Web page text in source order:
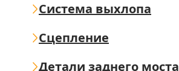
Система выхлопа
Сцепление
Детали заднего моста